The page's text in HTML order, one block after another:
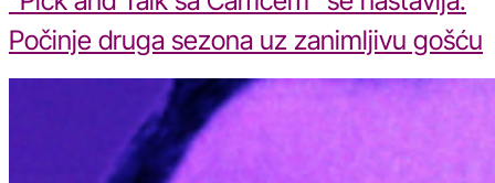
Počinje druga sezona uz zanimljivu gošću